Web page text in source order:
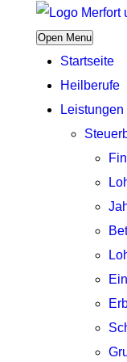
Open Menu
Startseite
Heilberufe
Leistungen